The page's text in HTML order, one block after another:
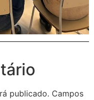
publicado. Campos